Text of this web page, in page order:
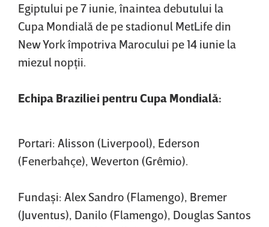
Egiptului pe 7 iunie, înaintea debutului la
Cupa Mondială de pe stadionul MetLife din
New York împotriva Marocului pe 14 iunie la
miezul nopţii.
Echipa Braziliei pentru Cupa Mondială:
Portari: Alisson (Liverpool), Ederson
(Fenerbahçe), Weverton (Grêmio).
Fundaşi: Alex Sandro (Flamengo), Bremer
(Juventus), Danilo (Flamengo), Douglas Santos